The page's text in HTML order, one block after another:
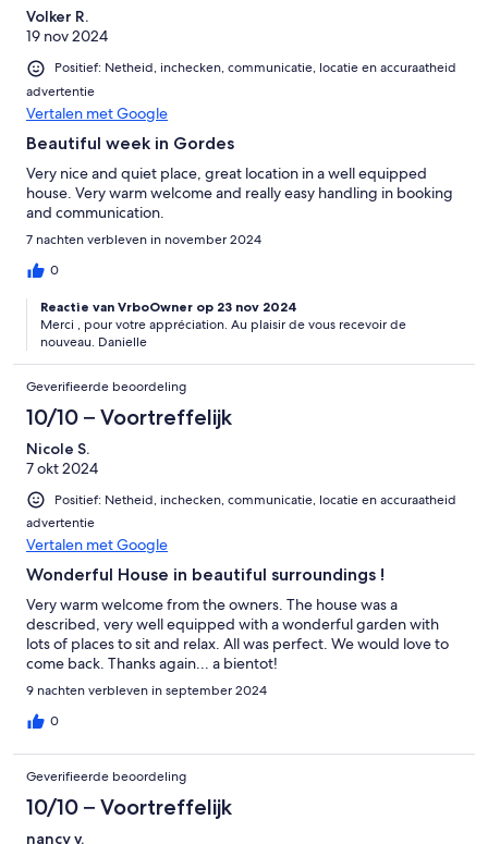
Volker R.
19 nov 2024
Positief: Netheid, inchecken, communicatie, locatie en accuraatheid
advertentie
Vertalen met Google
Beautiful week in Gordes
Very nice and quiet place, great location in a well equipped
house. Very warm welcome and really easy handling in booking
and communication.
7 nachten verbleven in november 2024
0
Reactie van VrboOwner op 23 nov 2024
Merci , pour votre appréciation. Au plaisir de vous recevoir de
nouveau. Danielle
Geverifieerde beoordeling
10/10 – Voortreffelijk
Nicole S.
7 okt 2024
Positief: Netheid, inchecken, communicatie, locatie en accuraatheid
advertentie
Vertalen met Google
Wonderful House in beautiful surroundings !
Very warm welcome from the owners. The house was a
described, very well equipped with a wonderful garden with
lots of places to sit and relax. All was perfect. We would love to
come back. Thanks again... a bientot!
9 nachten verbleven in september 2024
0
Geverifieerde beoordeling
10/10 – Voortreffelijk
nancy v.